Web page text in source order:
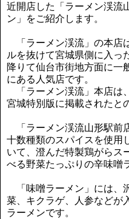
近開店した「ラーメン渓流
ン」をご紹介します。
「ラーメン渓流」の本店
ルを抜けて宮城県側に入っ
降りて仙台市街地方面に一
にある人気店です。
「ラーメン渓流」本店は
宮城特別版に掲載されたと
「ラーメン渓流山形駅前
十数種類のスパイスを使用
いて、澄んだ特製鶏がらス
べる野菜たっぷりの辛味噌
「味噌ラーメン」には、
菜、キクラゲ、人参などが
ラーメンです。